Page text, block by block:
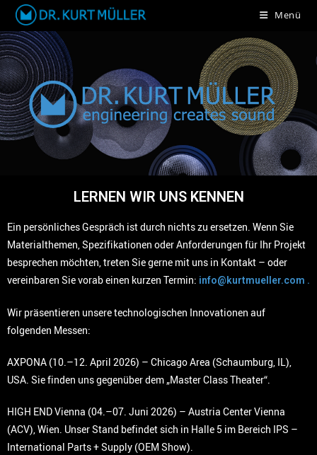
Menü
LERNEN WIR UNS KENNEN
Ein persönliches Gespräch ist durch nichts zu ersetzen. Wenn Sie
Materialthemen, Spezifikationen oder Anforderungen für Ihr Projekt
besprechen möchten, treten Sie gerne mit uns in Kontakt – oder
vereinbaren Sie vorab einen kurzen Termin: info@kurtmueller.com .
Wir präsentieren unsere technologischen Innovationen auf
folgenden Messen:
AXPONA (10.–12. April 2026) – Chicago Area (Schaumburg, IL),
USA. Sie finden uns gegenüber dem „Master Class Theater“.
HIGH END Vienna (04.–07. Juni 2026) – Austria Center Vienna
(ACV), Wien. Unser Stand befindet sich in Halle 5 im Bereich IPS –
International Parts + Supply (OEM Show).